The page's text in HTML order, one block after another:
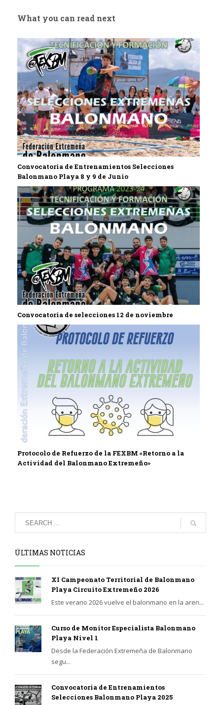
What you can read next
Convocatoria de Entrenamientos Selecciones
Balonmano Playa 8 y 9 de Junio
Convocatoria de selecciones 12 de noviembre
Protocolo de Refuerzo de la FEXBM «Retorno a la
Actividad del Balonmano Extremeño»
ÚLTIMAS NOTICIAS
XI Campeonato Territorial de Balonmano
Playa Circuito Extremeño 2026
Este verano 2026 vuelve el balonmano en la aren...
Curso de Monitor Especialista Balonmano
Playa Nivel 1
Desde la Federación Extremeña de Balonmano
segu...
Convocatoria de Entrenamientos
Selecciones Balonmano Playa 2025